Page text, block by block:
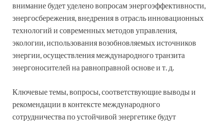
внимание будет уделено вопросам энергоэффективности,
энергосбережения, внедрения в отрасль инновационных
технологий и современных методов управления,
экологии, использования возобновляемых источников
энергии, осуществления международного транзита
энергоносителей на равноправной основе и т. д.
Ключевые темы, вопросы, соответствующие выводы и
рекомендации в контексте международного
сотрудничества по устойчивой энергетике будут